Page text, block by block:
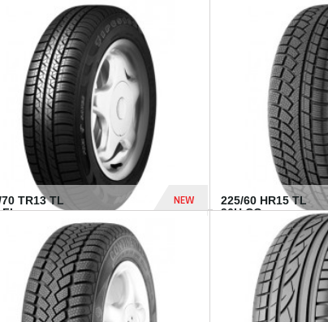
TR13 TL
FI...
NEW
432 Dhs
225/60 HR15 TL
96H CO...